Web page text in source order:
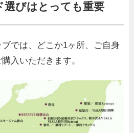
選びはとっても重要
では、どこか1ヶ所、ご自身
入いただきます。